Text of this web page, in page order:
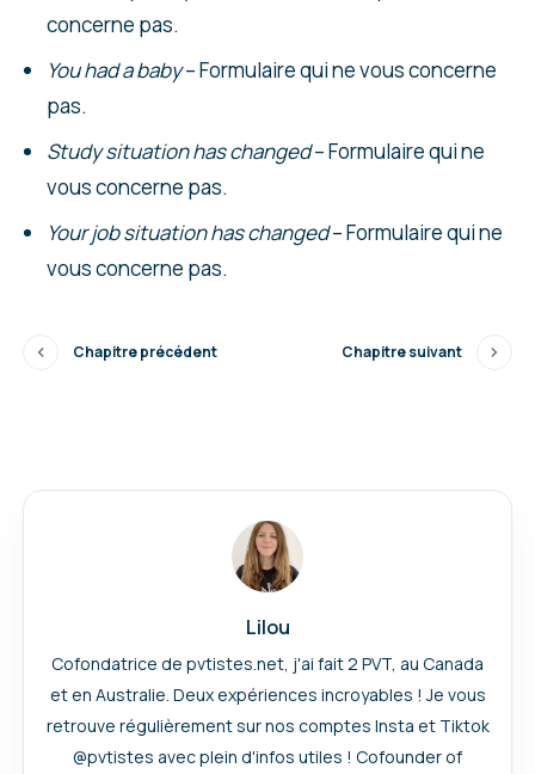
concerne pas.
You had a baby– Formulaire qui ne vous concerne
pas.
Study situation has changed– Formulaire qui ne
vous concerne pas.
Your job situation has changed– Formulaire qui ne
vous concerne pas.
Chapitre précédent Chapitre suivant
Lilou
Cofondatrice de pvtistes.net, j'ai fait 2 PVT, au Canada
et en Australie. Deux expériences incroyables ! Je vous
retrouve régulièrement sur nos comptes Insta et Tiktok
@pvtistes avec plein d'infos utiles ! Cofounder of